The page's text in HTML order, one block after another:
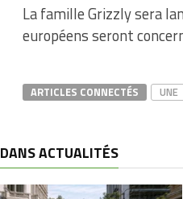
La famille Grizzly sera
européens seront
ARTICLES CONNECTÉS UNE
ACTUALITÉS